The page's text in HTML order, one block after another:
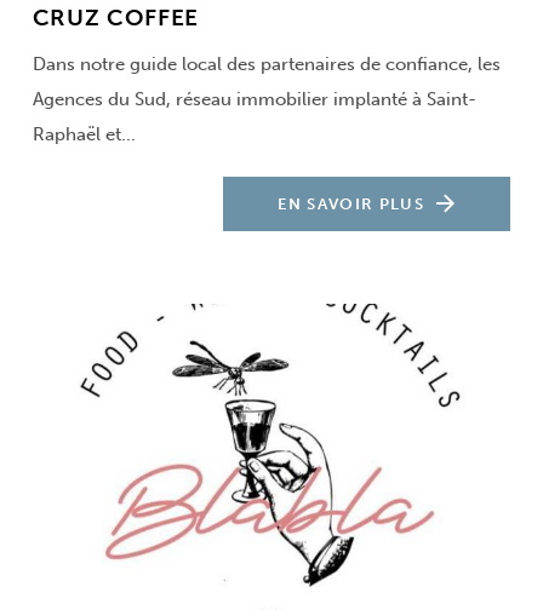
CRUZ COFFEE
Dans notre guide local des partenaires de confiance, les
Agences du Sud, réseau immobilier implanté à Saint-
Raphaël et...
EN SAVOIR PLUS